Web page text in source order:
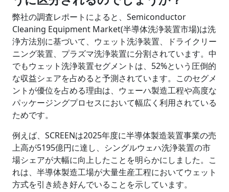
弊社の調査レポートによると、Semiconductor
Cleaning Equipment Market(半導体洗浄装置市場)は洗
浄方法別に基づいて、ウェット洗浄装置、ドライクリー
ニング装置、プラズマ洗浄装置に分割されています。中
でもウェット洗浄装置セグメントは、52%という圧倒的
な収益シェアを占めると予測されています。このセグメ
ントが優位を占める理由は、ウェーハ製造工程や高度な
パッケージングプロセスにおいて幅広く利用されている
ためです。
例えば、SCREENは2025年度に半導体製造装置事業の売
上高が5195億円に達し、シングルウェハ洗浄装置の市
場シェアが大幅に向上したことを明らかにしました。こ
れは、半導体製造工場が大量生産工程においてウェット
方式を引き続き好んでいることを示しています。